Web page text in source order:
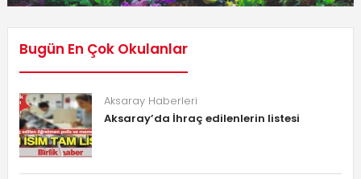
Bugün En Çok Okulanlar
Aksaray Haberleri
Aksaray’da İhraç edilenlerin listesi